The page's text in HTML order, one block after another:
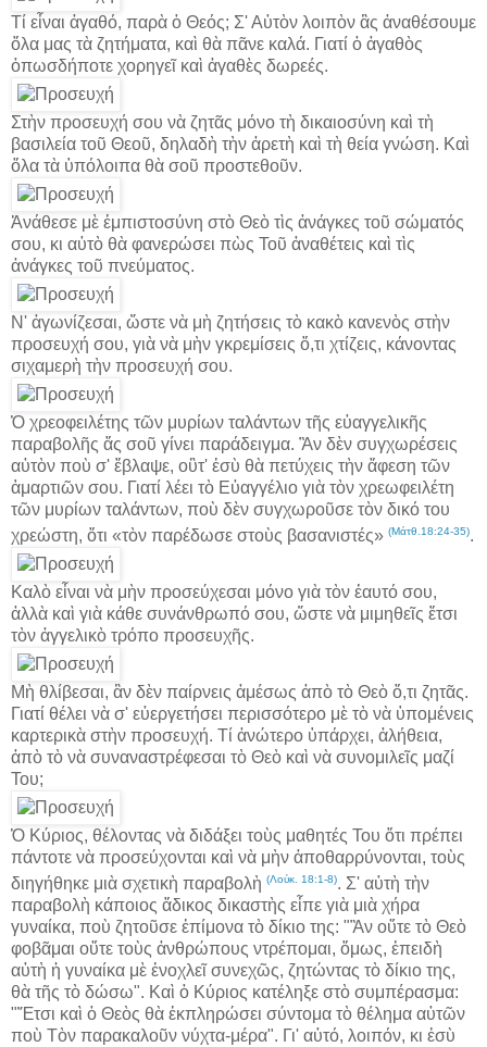
Τί εἶναι ἀγαθό, παρὰ ὁ Θεός; Σ' Αὐτὸν λοιπὸν ἂς ἀναθέσουμε
ὅλα μας τὰ ζητήματα, καὶ θὰ πᾶνε καλά. Γιατί ὁ ἀγαθὸς
ὁπωσδήποτε χορηγεῖ καὶ ἀγαθὲς δωρεές.
Στὴν προσευχή σου νὰ ζητᾶς μόνο τὴ δικαιοσύνη καὶ τὴ
βασιλεία τοῦ Θεοῦ, δηλαδὴ τὴν ἀρετὴ καὶ τὴ θεία γνώση. Καὶ
ὅλα τὰ ὑπόλοιπα θὰ σοῦ προστεθοῦν.
Ἀνάθεσε μὲ ἐμπιστοσύνη στὸ Θεὸ τὶς ἀνάγκες τοῦ σώματός
σου, κι αὐτὸ θὰ φανερώσει πὼς Τοῦ ἀναθέτεις καὶ τὶς
ἀνάγκες τοῦ πνεύματος.
Ν' ἀγωνίζεσαι, ὥστε νὰ μὴ ζητήσεις τὸ κακὸ κανενὸς στὴν
προσευχή σου, γιὰ νὰ μὴν γκρεμίσεις ὅ,τι χτίζεις, κάνοντας
σιχαμερὴ τὴν προσευχή σου.
Ὁ χρεοφειλέτης τῶν μυρίων ταλάντων τῆς εὐαγγελικῆς
παραβολῆς ἄς σοῦ γίνει παράδειγμα. Ἂν δὲν συγχωρέσεις
αὐτὸν ποὺ σ' ἔβλαψε, οὒτ' ἐσὺ θὰ πετύχεις τὴν ἄφεση τῶν
ἁμαρτιῶν σου. Γιατί λέει τὸ Εὐαγγέλιο γιὰ τὸν χρεωφειλέτη
τῶν μυρίων ταλάντων, ποὺ δὲν συγχωροῦσε τὸν δικό του
χρεώστη, ὅτι «τὸν παρέδωσε στοὺς βασανιστές» (Μάτθ.18:24-35).
Καλὸ εἶναι νὰ μὴν προσεύχεσαι μόνο γιὰ τὸν ἑαυτό σου,
ἀλλὰ καὶ γιὰ κάθε συνάνθρωπό σου, ὥστε νὰ μιμηθεῖς ἔτσι
τὸν ἀγγελικὸ τρόπο προσευχῆς.
Μὴ θλίβεσαι, ἂν δὲν παίρνεις ἀμέσως ἀπὸ τὸ Θεὸ ὅ,τι ζητᾶς.
Γιατί θέλει νὰ σ' εὐεργετήσει περισσότερο μὲ τὸ νὰ ὑπομένεις
καρτερικὰ στὴν προσευχή. Τί ἀνώτερο ὑπάρχει, ἀλήθεια,
ἀπὸ τὸ νὰ συναναστρέφεσαι τὸ Θεὸ καὶ νὰ συνομιλεῖς μαζί
Του;
Ὁ Κύριος, θέλοντας νὰ διδάξει τοὺς μαθητές Του ὅτι πρέπει
πάντοτε νὰ προσεύχονται καὶ νὰ μὴν ἀποθαρρύνονται, τοὺς
διηγήθηκε μιὰ σχετικὴ παραβολὴ (Λούκ. 18:1-8). Σ' αὐτὴ τὴν
παραβολὴ κάποιος ἄδικος δικαστὴς εἶπε γιὰ μιὰ χήρα
γυναίκα, ποὺ ζητοῦσε ἐπίμονα τὸ δίκιο της: "Ἂν οὔτε τὸ Θεὸ
φοβᾶμαι οὔτε τοὺς ἀνθρώπους ντρέπομαι, ὅμως, ἐπειδὴ
αὐτὴ ἡ γυναίκα μὲ ἐνοχλεῖ συνεχῶς, ζητώντας τὸ δίκιο της,
θὰ τῆς τὸ δώσω". Καὶ ὁ Κύριος κατέληξε στὸ συμπέρασμα:
"Ἔτσι καὶ ὁ Θεὸς θὰ ἐκπληρώσει σύντομα τὸ θέλημα αὐτῶν
ποὺ Τὸν παρακαλοῦν νύχτα-μέρα". Γι' αὐτό, λοιπόν, κι ἐσὺ